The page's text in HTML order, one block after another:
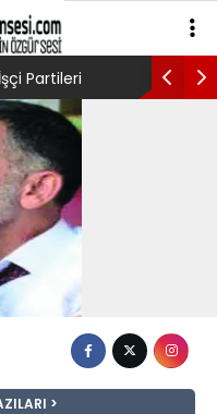
Partileri ‘Çerçeve